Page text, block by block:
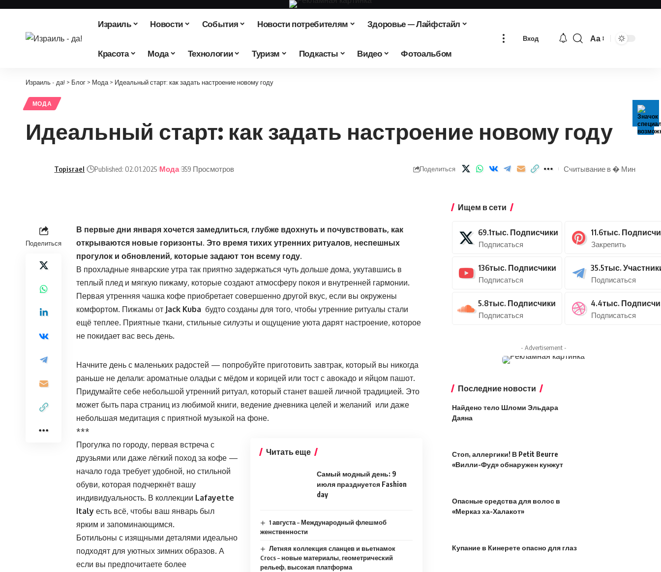
Израиль Новости События Новости потребителям Здоровье — Лайфстайл
Красота Мода Технологии Туризм Подкасты Видео Фотоальбом
Вход
Изменение
Аа
Израиль - да! > Блог > Мода > Идеальный старт: как задать настроение новому году
МОДА
Идеальный старт: как задать настроение новому году
Topisrael Published: 02.01.2025 Мода 359 Просмотров Поделиться Считывание в � Мин
Поделиться
В первые дни января хочется замедлиться, глубже вдохнуть и почувствовать, как
открываются новые горизонты. Это время тихих утренних ритуалов, неспешных
прогулок и обновлений, которые задают тон всему году.
В прохладные январские утра так приятно задержаться чуть дольше дома, укутавшись в
теплый плед и мягкую пижаму, которые создают атмосферу покоя и внутренней гармонии.
Первая утренняя чашка кофе приобретает совершенно другой вкус, если вы окружены
комфортом. Пижамы от Jack Kuba будто созданы для того, чтобы утренние ритуалы стали
ещё теплее. Приятные ткани, стильные силуэты и ощущение уюта дарят настроение, которое
не покидает вас весь день.
Начните день с маленьких радостей — попробуйте приготовить завтрак, который вы никогда
раньше не делали: ароматные оладьи с мёдом и корицей или тост с авокадо и яйцом пашот.
Придумайте себе небольшой утренний ритуал, который станет вашей личной традицией. Это
может быть пара страниц из любимой книги, ведение дневника целей и желаний или даже
небольшая медитация с приятной музыкой на фоне.
***
Читать еще
Самый модный день: 9
июля празднуется Fashion
day
1 августа – Международный флешмоб
женственности
Летняя коллекция сланцев и вьетнамок
Crocs – новые материалы, геометрический
рельеф, высокая платформа
Прогулка по городу, первая встреча с
друзьями или даже лёгкий поход за кофе —
начало года требует удобной, но стильной
обуви, которая подчеркнёт вашу
индивидуальность. В коллекции Lafayette
Italy есть всё, чтобы ваш январь был
ярким и запоминающимся.
Ботильоны с изящными деталями идеально
подходят для уютных зимних образов. А
если вы предпочитаете более
Ищем в сети
69.1тыс. Подписчики
Подписаться
11.6тыс.
Закрепить
136тыс. Подписчики
Подписаться
35.5тыс.
Подписаться
5.8тыс. Подписчики
Подписаться
4.4тыс.
Подписаться
- Advertisement -
Последние новости
Найдено тело Шломи Эльдара
Даяна
Стоп, аллергики! В Petit Beurre
«Вилли-Фуд» обнаружен кунжут
Опасные средства для волос в
«Мерказ ха-Халакот»
Купание в Кинерете опасно для глаз